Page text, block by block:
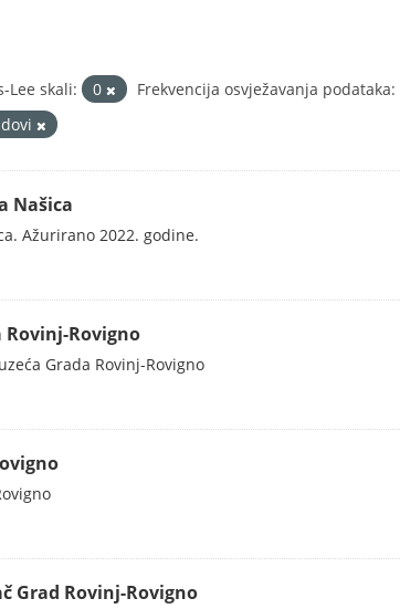
Lee skali: 0 Frekvencija osvježavanja podataka:
Našica
Ažurirano 2022. godine.
Rovinj-Rovigno
Grada Rovinj-Rovigno
Grad Rovinj-Rovigno